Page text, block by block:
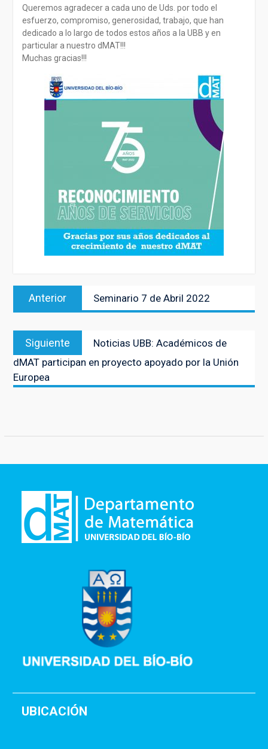
Queremos agradecer a cada uno de Uds. por todo el
esfuerzo, compromiso, generosidad, trabajo, que han
dedicado a lo largo de todos estos años a la UBB y en
particular a nuestro dMAT!!!
Muchas gracias!!!
Navegación
Anterior
anterior:
Seminario 7 de Abril 2022
Siguiente
siguiente:
Noticias UBB: Académicos de
dMAT participan en proyecto apoyado por la Unión
Europea
UBICACIÓN